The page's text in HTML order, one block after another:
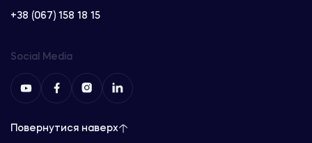
+38 (067) 158 18 15
Social Media
Повернутися наверх